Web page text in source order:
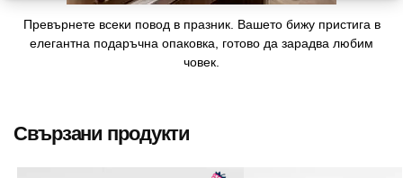
Превърнете всеки повод в празник. Вашето бижу пристига в
елегантна подаръчна опаковка, готово да зарадва любим
човек.
Свързани продукти